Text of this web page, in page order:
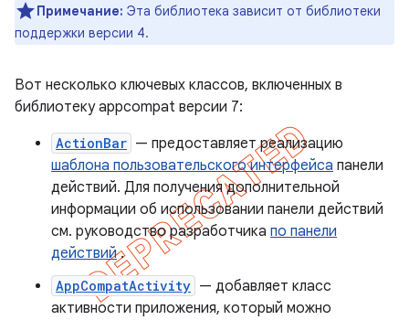
Примечание: Эта библиотека зависит от библиотеки
поддержки версии 4.
Вот несколько ключевых классов, включенных в
библиотеку appcompat версии 7:
ActionBar — предоставляет реализацию
шаблона пользовательского интерфейса панели
действий. Для получения дополнительной
информации об использовании панели действий
см. руководство разработчика по панели
действий.
AppCompatActivity — добавляет класс
активности приложения, который можно